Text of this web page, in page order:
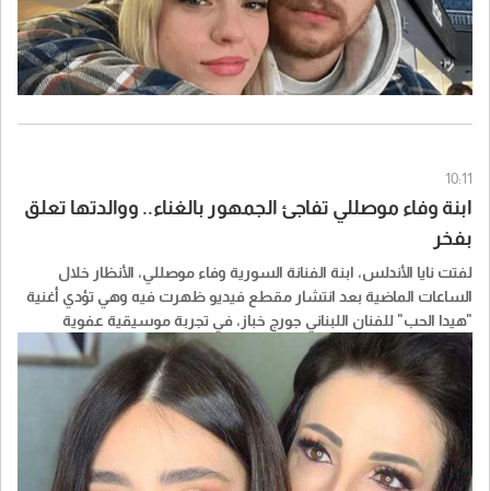
10:11
ابنة وفاء موصللي تفاجئ الجمهور بالغناء.. ووالدتها تعلق
بفخر
لفتت نايا الأندلس، ابنة الفنانة السورية وفاء موصللي، الأنظار خلال
الساعات الماضية بعد انتشار مقطع فيديو ظهرت فيه وهي تؤدي أغنية
"هيدا الحب" للفنان اللبناني جورج خباز، في تجربة موسيقية عفوية
حظيت بتفاعل واسع عبر مواقع التواصل الاجتماعي.